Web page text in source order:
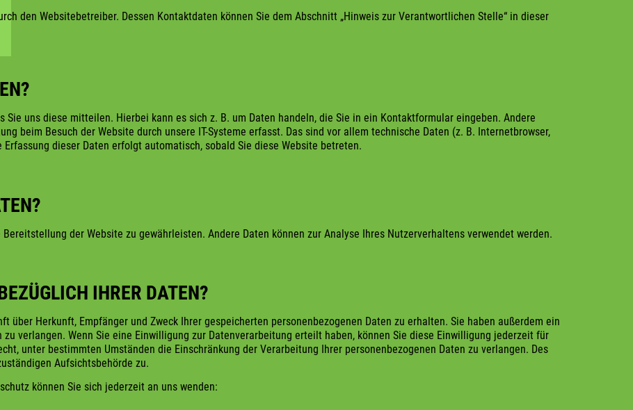
den Websitebetreiber. Dessen Kontaktdaten können Sie dem Abschnitt „Hinweis zur Verantwortlichen Stelle“ in dieser
Sie uns diese mitteilen. Hierbei kann es sich z. B. um Daten handeln, die Sie in ein Kontaktformular eingeben. Andere
beim Besuch der Website durch unsere IT-Systeme erfasst. Das sind vor allem technische Daten (z. B. Internetbrowser,
dieser Daten erfolgt automatisch, sobald Sie diese Website betreten.
der Website zu gewährleisten. Andere Daten können zur Analyse Ihres Nutzerverhaltens verwendet werden.
IHRER DATEN?
über Herkunft, Empfänger und Zweck Ihrer gespeicherten personenbezogenen Daten zu erhalten. Sie haben außerdem ein
verlangen. Wenn Sie eine Einwilligung zur Datenverarbeitung erteilt haben, können Sie diese Einwilligung jederzeit für
unter bestimmten Umständen die Einschränkung der Verarbeitung Ihrer personenbezogenen Daten zu verlangen. Des
Aufsichtsbehörde zu.
können Sie sich jederzeit an uns wenden: